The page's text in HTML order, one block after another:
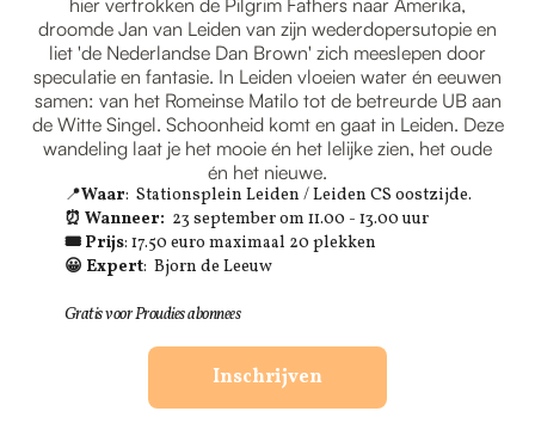
hier vertrokken de Pilgrim Fathers naar Amerika,
droomde Jan van Leiden van zijn wederdopersutopie en
liet 'de Nederlandse Dan Brown' zich meeslepen door
speculatie en fantasie. In Leiden vloeien water én eeuwen
samen: van het Romeinse Matilo tot de betreurde UB aan
de Witte Singel. Schoonheid komt en gaat in Leiden. Deze
wandeling laat je het mooie én het lelijke zien, het oude
én het nieuwe.
📍Waar: Stationsplein Leiden / Leiden CS oostzijde.
⏰ Wanneer: 23 september om 11.00 - 13.00 uur
🎟 Prijs: 17.50 euro maximaal 20 plekken
😀 Expert: Bjorn de Leeuw
Gratis voor Proudies abonnees
Inschrijven